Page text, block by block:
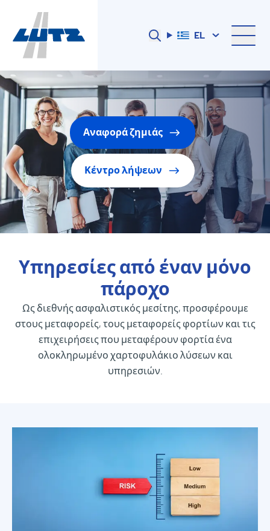
EL
Αναφορά ζημιάς
Κέντρο λήψεων
Υπηρεσίες από έναν μόνο
πάροχο
Ως διεθνής ασφαλιστικός μεσίτης, προσφέρουμε
στους μεταφορείς, τους μεταφορείς φορτίων και τις
επιχειρήσεις που μεταφέρουν φορτία ένα
ολοκληρωμένο χαρτοφυλάκιο λύσεων και
υπηρεσιών.